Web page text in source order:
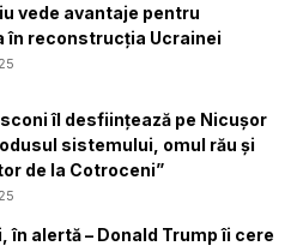
vede avantaje pentru
în reconstrucția Ucrainei
îl desființează pe Nicușor
sistemului, omul rău și
de la Cotroceni”
în alertă – Donald Trump îi cere